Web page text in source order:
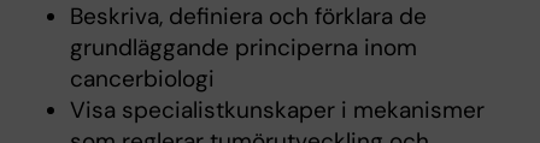
Beskriva, definiera och förklara de
grundläggande principerna inom
cancerbiologi
Visa specialistkunskaper i mekanismer